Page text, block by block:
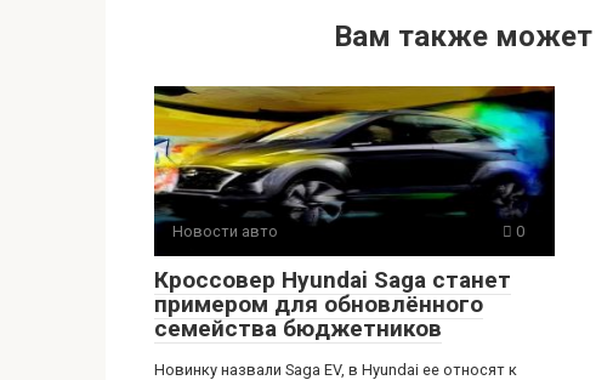
s
A
p
p
n
o
kl
a
ss
ki
e
gr
a
m
п
р
а
в
и
ть
Вам также может
Новости авто 0
Кроссовер Hyundai Saga станет
примером для обновлённого
семейства бюджетников
Новинку назвали Saga EV, в Hyundai ее относят к